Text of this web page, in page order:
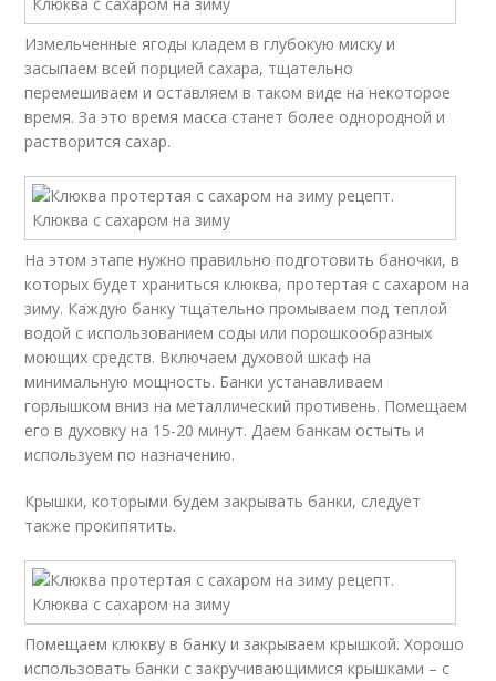
Измельченные ягоды кладем в глубокую миску и
засыпаем всей порцией сахара, тщательно
перемешиваем и оставляем в таком виде на некоторое
время. За это время масса станет более однородной и
растворится сахар.
На этом этапе нужно правильно подготовить баночки, в
которых будет храниться клюква, протертая с сахаром на
зиму. Каждую банку тщательно промываем под теплой
водой с использованием соды или порошкообразных
моющих средств. Включаем духовой шкаф на
минимальную мощность. Банки устанавливаем
горлышком вниз на металлический противень. Помещаем
его в духовку на 15-20 минут. Даем банкам остыть и
используем по назначению.
Крышки, которыми будем закрывать банки, следует
также прокипятить.
Помещаем клюкву в банку и закрываем крышкой. Хорошо
использовать банки с закручивающимися крышками – с